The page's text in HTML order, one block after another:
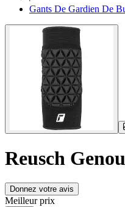
Gants De Gardien De
Reusch
Donnez votre avis
Meilleur prix